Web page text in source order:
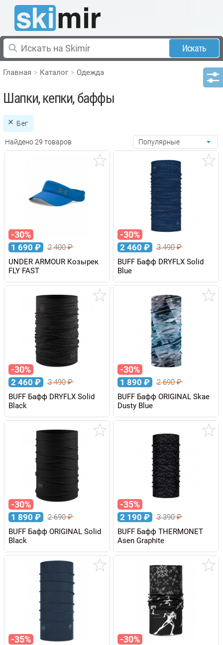
Искать
Главная Каталог Одежда
Шапки, кепки, баффы
Бег
Найдено 29 товаров Популярные
-30%
1 690 ₽ 2 400₽
UNDER ARMOUR Козырек
FLY FAST
-30%
2 460 ₽ 3 490₽
BUFF Бафф DRYFLX Solid
Blue
-30%
2 460 ₽ 3 490₽
BUFF Бафф DRYFLX Solid
Black
-30%
1 890 ₽ 2 690₽
BUFF Бафф ORIGINAL Skae
Dusty Blue
-30%
1 890 ₽ 2 690₽
BUFF Бафф ORIGINAL Solid
Black
-35%
2 190 ₽ 3 390₽
BUFF Бафф THERMONET
Asen Graphite
-35% -30%